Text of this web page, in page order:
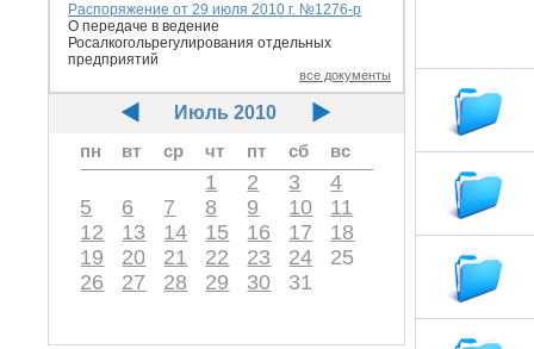
Распоряжение от 29 июля 2010 г. №1276-р
О передаче в ведение
Росалкогольрегулирования отдельных
предприятий
все документы
Июль 2010
пн
вт ср чт пт сб вс
1 2 3
4
5
6 7 8 9 10
11
12
13 14 15 16 17
18
19
20 21 22 23 24
25
26
27 28 29 30 31